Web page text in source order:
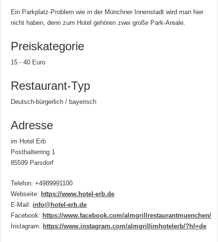
Ein Parkplatz-Problem wie in der Münchner Innenstadt wird man hier
nicht haben, denn zum Hotel gehören zwei große Park-Areale.
Preiskategorie
15 - 40 Euro
Restaurant-Typ
Deutsch-bürgerlich / bayerisch
Adresse
im Hotel Erb
Posthalterring 1
85599 Parsdorf
Telefon: +4989991100
Webseite: https://www.hotel-erb.de
E-Mail: info@hotel-erb.de
Facebook: https://www.facebook.com/almgrillrestaurantmuenchen/
Instagram: https://www.instagram.com/almgrillimhotelerb/?hl=de